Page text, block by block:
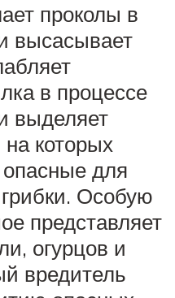
проколы в
высасывает
в процессе
выделяет
которых
опасные для
Особую
представляет
огурцов и
вредитель